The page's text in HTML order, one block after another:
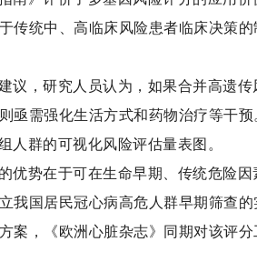
传统中、高临床风险患者临床决策
议，研究人员认为，如果合并高遗
需强化生活方式和药物治疗等干预。
群的可视化风险评估量表图。
优势在于可在生命早期、传统危险
我国居民冠心病高危人群早期筛查
案，《欧洲心脏杂志》同期对该评